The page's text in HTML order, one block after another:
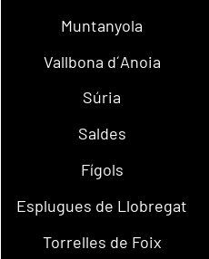
Muntanyola
Vallbona d´Anoia
Súria
Saldes
Fígols
Esplugues de Llobregat
Torrelles de Foix